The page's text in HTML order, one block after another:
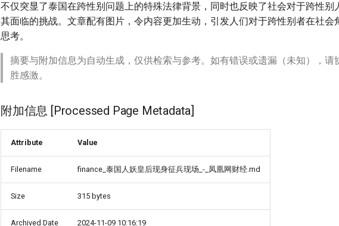
不仅突显了泰国在跨性别问题上的特殊法律背景，同时也反映了社会对于跨性别
其面临的挑战。文章配有图片，令内容更加生动，引发人们对于跨性别者在社会
思考。
摘要与附加信息为自动生成，仅供检索与参考。如有错误或遗漏（未知），请
胜感激。
附加信息 [Processed Page Metadata]
Attribute Value
Filename finance_泰国人妖皇后现身征兵现场_-_凤凰网财经.md
Size 315 bytes
Archived Date 2024-11-09 10:16:19